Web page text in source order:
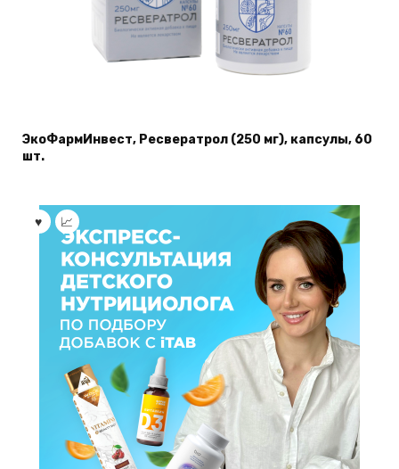
ЭкоФармИнвест, Ресвератрол (250 мг), капсулы, 60
шт.